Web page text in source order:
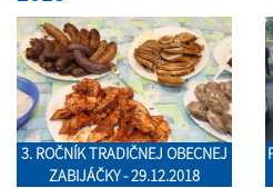
3. ROČNÍK TRADIČNEJ OBECNEJ
ZABIJÁČKY - 29.12.2018